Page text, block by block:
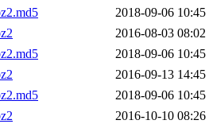
2018-09-06 10:45
2016-08-03 08:02
2018-09-06 10:45
2016-09-13 14:45
2018-09-06 10:45
2016-10-10 08:26